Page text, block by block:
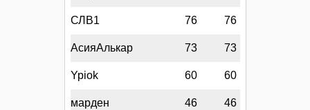
СЛВ1 76 76
АсияАлькар 73 73
Ypiok 60 60
марден 46 46